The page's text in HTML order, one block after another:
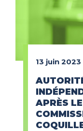
13 juin 2023
APRÈS